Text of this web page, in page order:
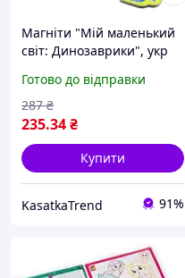
Магніти "Мій маленький
світ: Динозаврики", укр
Готово до відправки
235.34₴
287 ₴
Купити
KasatkaTrend 91%